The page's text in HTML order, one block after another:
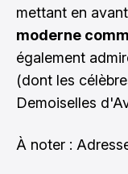
mettant en avant
moderne
également
(dont les
Demoiselles
À noter :